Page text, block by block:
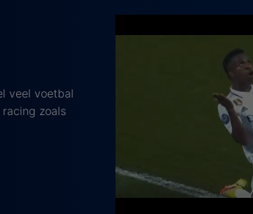
veel voetbal
racing zoals